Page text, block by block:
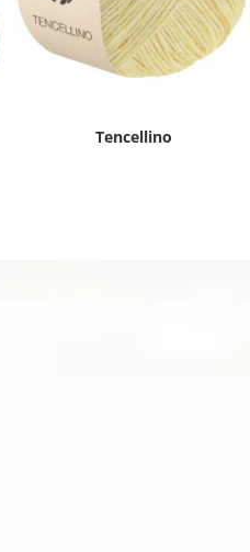
Tencellino